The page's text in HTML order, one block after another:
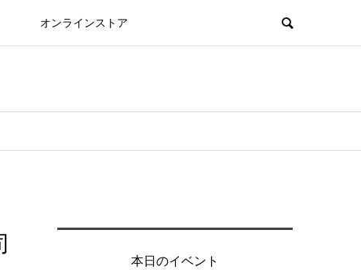
オンラインストア
本日のイベント